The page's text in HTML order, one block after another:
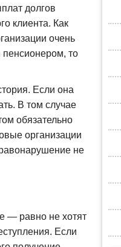
долгов
клиента. Как
очень
пенсионером, то
Если она
В том случае
обязательно
организации
не
— равно не хотят
Если